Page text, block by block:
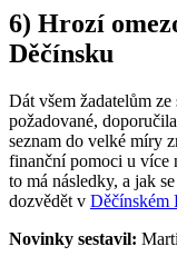
6) Hrozí
Děčínsku
Dát všem žadatelům
požadované,
seznam do velké míry
finanční pomoci u více
to má následky, a jak
dozvědět v Děčínském
Novinky sestavil: